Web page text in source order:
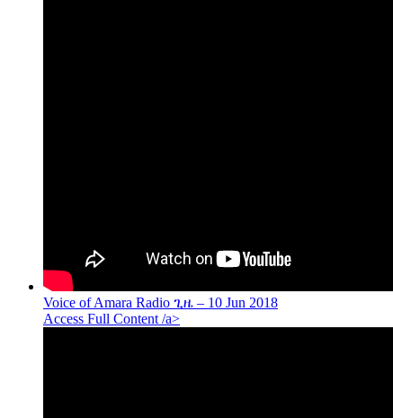
Voice of Amara Radio ጊዜ – 10 Jun 2018
Access Full Content /a>